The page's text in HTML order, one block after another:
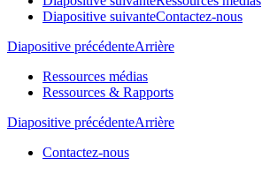
Diapositive suivanteContactez-nous
Diapositive précédenteArrière
Ressources médias
Ressources & Rapports
Diapositive précédenteArrière
Contactez-nous